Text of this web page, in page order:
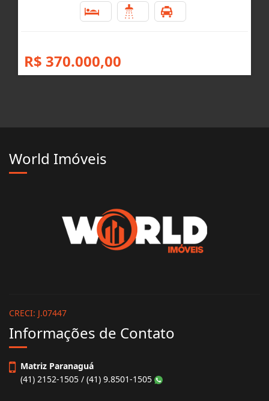
R$ 370.000,00
World Imóveis
CRECI: J.07447